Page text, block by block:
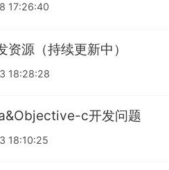
17:26:40
源（持续更新中）
18:28:28
c开发问题
18:10:25